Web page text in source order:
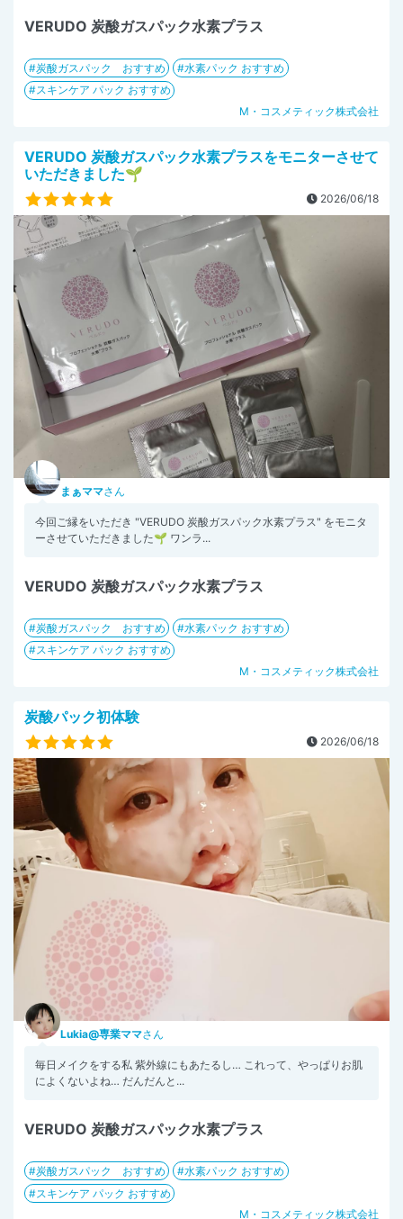
VERUDO 炭酸ガスパック水素プラス
炭酸ガスパック おすすめ
水素パック おすすめ
スキンケア パック おすすめ
M・コスメティック株式会社
VERUDO 炭酸ガスパック水素プラスをモニターさせて
いただきました🌱
2026/06/18
まぁママさん
今回ご縁をいただき "VERUDO 炭酸ガスパック水素プラス" をモニタ
ーさせていただきました🌱 ワンラ...
VERUDO 炭酸ガスパック水素プラス
炭酸ガスパック おすすめ
水素パック おすすめ
スキンケア パック おすすめ
M・コスメティック株式会社
炭酸パック初体験
2026/06/18
Lukia@専業ママさん
毎日メイクをする私 紫外線にもあたるし… これって、やっぱりお肌
によくないよね… だんだんと...
VERUDO 炭酸ガスパック水素プラス
炭酸ガスパック おすすめ
水素パック おすすめ
スキンケア パック おすすめ
M・コスメティック株式会社